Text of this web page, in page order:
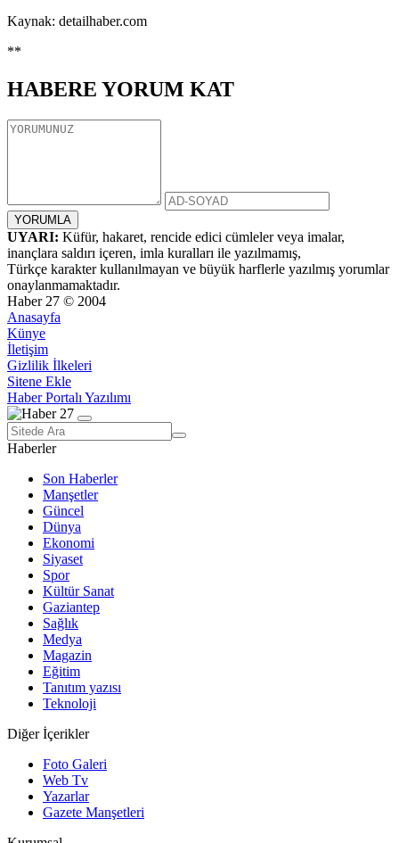
Kaynak: detailhaber.com
**
HABERE YORUM KAT
UYARI: Küfür, hakaret, rencide edici cümleler veya imalar,
inançlara saldırı içeren, imla kuralları ile yazılmamış,
Türkçe karakter kullanılmayan ve büyük harflerle yazılmış yorumlar
onaylanmamaktadır.
Haber 27 © 2004
Anasayfa
Künye
İletişim
Gizlilik İlkeleri
Sitene Ekle
Haber Portalı Yazılımı
Haberler
Son Haberler
Manşetler
Güncel
Dünya
Ekonomi
Siyaset
Spor
Kültür Sanat
Gaziantep
Sağlık
Medya
Magazin
Eğitim
Tanıtım yazısı
Teknoloji
Diğer İçerikler
Foto Galeri
Web Tv
Yazarlar
Gazete Manşetleri